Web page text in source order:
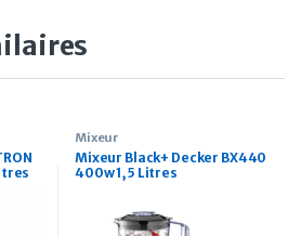
Mixeur
Mixeur Black+ Decker BX440
400w 1,5 Litres